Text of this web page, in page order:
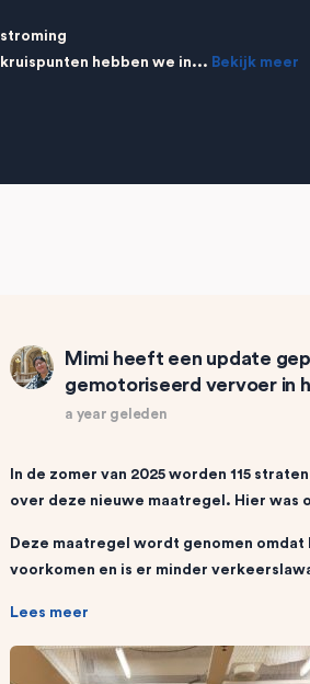
hebben we in... Bekijk meer
Mimi heeft een update
gemotoriseerd vervoer in
a year geleden
In de zomer van 2025 worden 115
over deze nieuwe maatregel. Hier was
Deze maatregel wordt genomen
voorkomen en is er minder
Lees meer